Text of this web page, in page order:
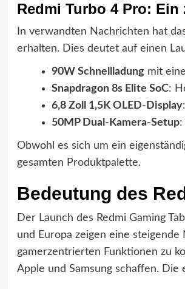
Redmi Turbo 4 Pro:
In verwandten Nachrichten hat
erhalten. Dies deutet auf einen
90W Schnellladungmit
Snapdragon 8s Elite SoC:
6,8 Zoll 1,5K OLED-Display
50MP Dual-Kamera-Setup:
Obwohl es sich um ein
gesamten Produktpalette.
Bedeutung des
Der Launch des Redmi Gaming
und Europa zeigen eine
gamerzentrierten Funktionen zu
Apple und Samsung schaffen.